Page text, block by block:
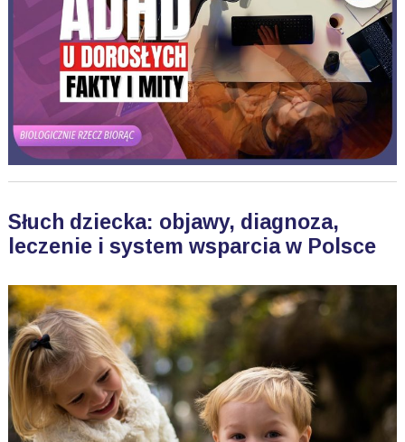
Słuch dziecka: objawy, diagnoza,
leczenie i system wsparcia w Polsce